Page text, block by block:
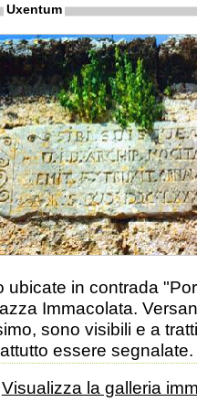
Uxentum
ubicate in contrada
Immacolata.
sono visibili e a
essere segnalate.
Visualizza la galleria